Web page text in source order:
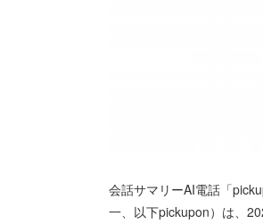
会話サマリーAI電話「
一、以下pickupon）は、